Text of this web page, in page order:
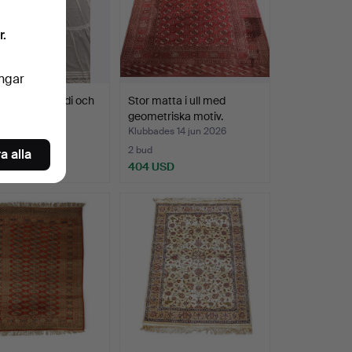
i organdi och
Stor matta i ull med
geometriska motiv.
Klubbades 14 jun 2026
2 bud
404 USD
alla